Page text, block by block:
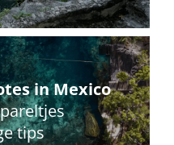
in Mexico
tips